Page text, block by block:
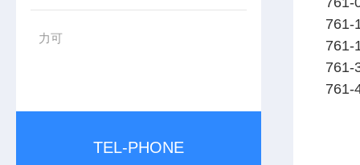
力可
TEL-PHONE
761-
761-
761-
761-